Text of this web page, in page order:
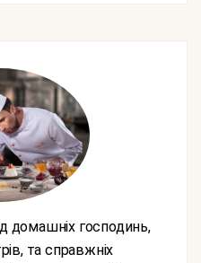
та справжніх